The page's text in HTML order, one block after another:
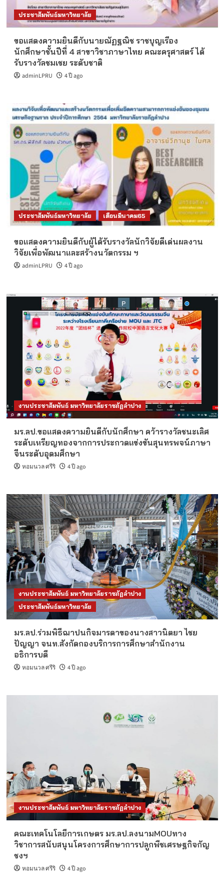
ประชาสัมพันธ์มหาวิทยาลัย
ขอแสดงความยินดีกับนายณัฏฐณิช ราชบุญเรือง
นักศึกษาชั้นปีที่ 4 สาขาวิชาภาษาไทย คณะครุศาสตร์ ได้
รับรางวัลชมเชย ระดับชาติ
adminLPRU 4 ปี ago
ประชาสัมพันธ์มหาวิทยาลัย เดือนมีนาคม65
ขอแสดงความยินดีกับผู้ได้รับรางวัลนักวิจัยดีเด่นผลงาน
วิจัยเพื่อพัฒนาและสร้างนวัตกรรม ฯ
adminLPRU 4 ปี ago
งานประชาสัมพันธ์ มหาวิทยาลัยราชภัฏลำปาง
มร.ลป.ขอแสดงความยินดีกับนักศึกษา คว้ารางวัลชนะเลิศ
ระดับเหรียญทองจากการประกวดแข่งขันสุนทรพจน์ภาษา
จีนระดับอุดมศึกษา
หอมนวล ศรีริ 4 ปี ago
งานประชาสัมพันธ์ มหาวิทยาลัยราชภัฏลำปาง
ประชาสัมพันธ์มหาวิทยาลัย
มร.ลป.ร่วมพิธีฌาปนกิจมารดาของนางสาวนิตยา ไชย
ปัญญา จนท.สังกัดกองบริการการศึกษาสำนักงาน
อธิการบดี
หอมนวล ศรีริ 4 ปี ago
งานประชาสัมพันธ์ มหาวิทยาลัยราชภัฏลำปาง
คณะเทคโนโลยีการเกษตร มร.ลป.ลงนามMOUทาง
วิชาการสนับสนุนโครงการศึกษาการปลูกพืชเศรษฐกิจกัญ
ชงฯ
หอมนวล ศรีริ 4 ปี ago